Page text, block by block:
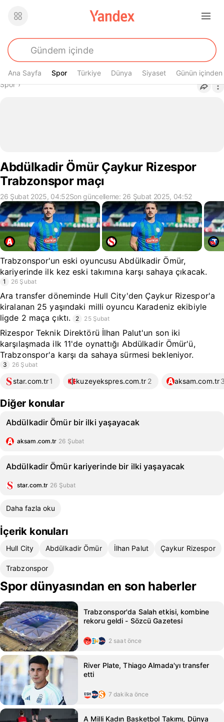
Ana Sayfa Spor
Spor Türkiye Dünya Siyaset Günün içinden
Buradasın
Spor›
Abdülkadir Ömür Çaykur Rizespor
Trabzonspor maçı
26 Şubat 2025, 04:52Son güncelleme: 26 Şubat 2025, 04:52
Trabzonspor'un eski oyuncusu Abdülkadir Ömür,
kariyerinde ilk kez eski takımına karşı sahaya çıkacak.
1 26 Şubat
Ara transfer döneminde Hull City'den Çaykur Rizespor'a
kiralanan 25 yaşındaki milli oyuncu Karadeniz ekibiyle
ligde 2 maça çıktı.
2 25 Şubat
Rizespor Teknik Direktörü İlhan Palut'un son iki
karşılaşmada ilk 11'de oynattığı Abdülkadir Ömür'ü,
Trabzonspor'a karşı da sahaya sürmesi bekleniyor.
3 26 Şubat
star.com.tr1 kuzeyekspres.com.tr 2 aksam.com.tr
Diğer konular
Abdülkadir Ömür bir ilki yaşayacak
aksam.com.tr 26 Şubat
Abdülkadir Ömür kariyerinde bir ilki yaşayacak
star.com.tr 26 Şubat
Daha fazla oku
İçerik konuları
Hull City Abdülkadir Ömür İlhan Palut Çaykur Rizespor
Trabzonspor
Spor dünyasından en son haberler
Trabzonspor'da Salah etkisi, kombine
rekoru geldi - Sözcü Gazetesi
2 saat önce
River Plate, Thiago Almada'yı transfer
etti
7 dakika önce
A Milli Kadın Basketbol Takımı, Dünya